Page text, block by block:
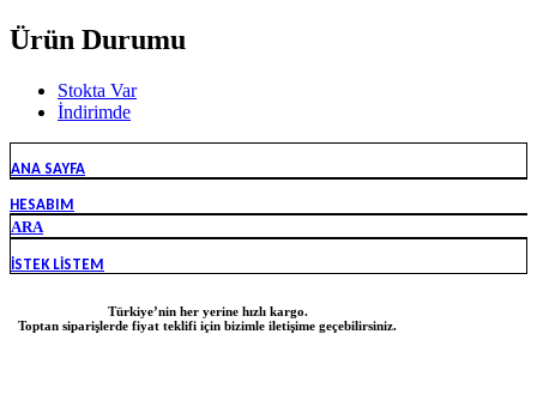
Ürün Durumu
Stokta Var
İndirimde
ANA SAYFA
HESABIM
ARA
İSTEK LISTEM
Türkiye’nin her yerine hızlı kargo.
Toptan siparişlerde fiyat teklifi için bizimle iletişime geçebilirsiniz.